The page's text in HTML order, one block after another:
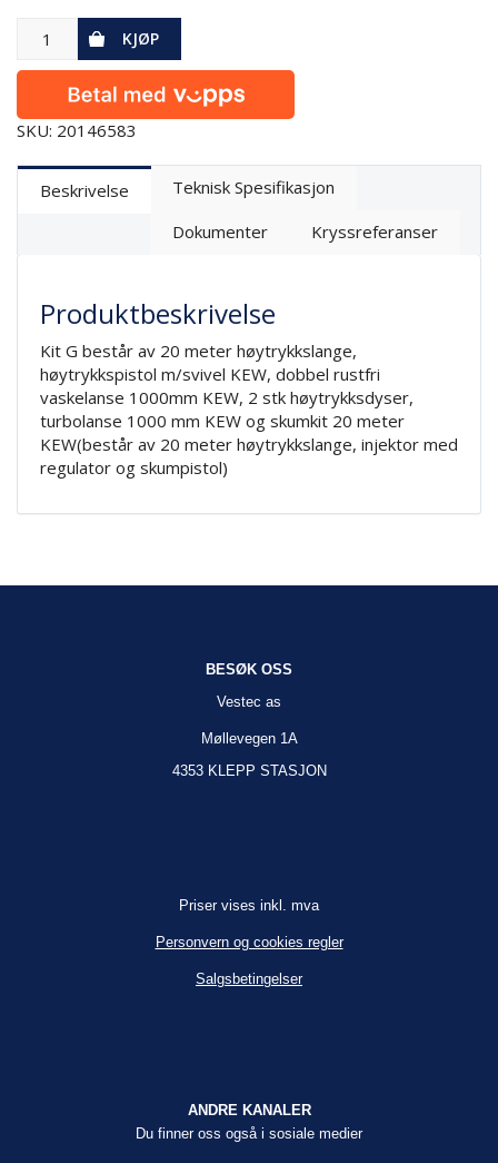
KJØP
SKU: 20146583
Beskrivelse
Teknisk Spesifikasjon
Dokumenter
Kryssreferanser
Produktbeskrivelse
Kit G består av 20 meter høytrykkslange,
høytrykkspistol m/svivel KEW, dobbel rustfri
vaskelanse 1000mm KEW, 2 stk høytrykksdyser,
turbolanse 1000 mm KEW og skumkit 20 meter
KEW(består av 20 meter høytrykkslange, injektor med
regulator og skumpistol)
BESØK OSS
Vestec as
Møllevegen 1A
4353 KLEPP STASJON
Priser vises inkl. mva
Personvern og cookies regler
Salgsbetingelser
ANDRE KANALER
Du finner oss også i sosiale medier